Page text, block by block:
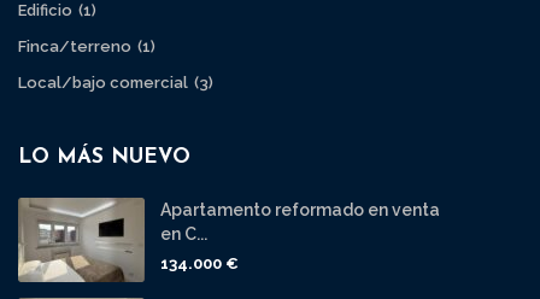
Edificio (1)
Finca/terreno (1)
Local/bajo comercial (3)
LO MÁS NUEVO
Apartamento reformado en venta
en C...
134.000 €